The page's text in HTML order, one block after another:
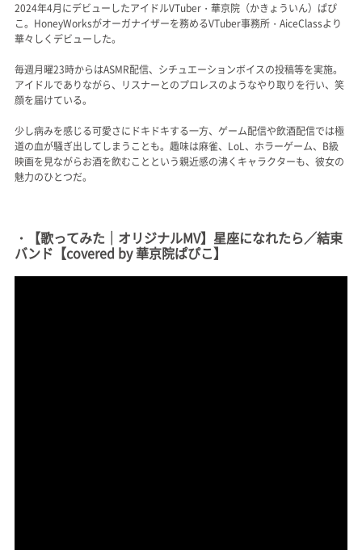
2024年4月にデビューしたアイドルVTuber・華京院（かきょういん）ぱぴ
こ。HoneyWorksがオーガナイザーを務めるVTuber事務所・AiceClassより
華々しくデビューした。
毎週月曜23時からはASMR配信、シチュエーションボイスの投稿等を実施。
アイドルでありながら、リスナーとのプロレスのようなやり取りを行い、笑
顔を届けている。
少し病みを感じる可愛さにドキドキする一方、ゲーム配信や飲酒配信では極
道の血が騒ぎ出してしまうことも。趣味は麻雀、LoL、ホラーゲーム、B級
映画を見ながらお酒を飲むことという親近感の沸くキャラクターも、彼女の
魅力のひとつだ。
・【歌ってみた｜オリジナルMV】星座になれたら／結束
バンド【covered by 華京院ぱぴこ】